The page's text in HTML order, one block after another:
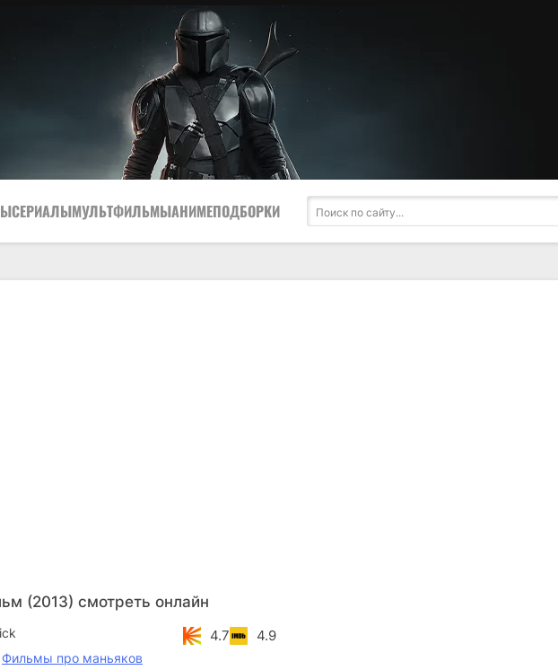
СЕРИАЛЫМУЛЬТФИЛЬМЫАНИМЕПОДБОРКИ
(2013) смотреть онлайн
4.7 4.9
Фильмы про маньяков